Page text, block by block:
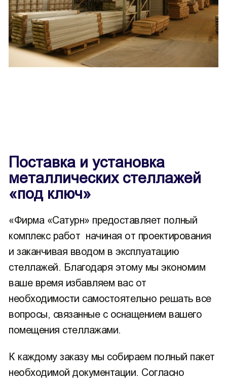
Поставка и установка
металлических стеллажей
«под ключ»
«Фирма «Сатурн» предоставляет полный
комплекс работ начиная от проектирования
и заканчивая вводом в эксплуатацию
стеллажей. Благодаря этому мы экономим
ваше время избавляем вас от
необходимости самостоятельно решать все
вопросы, связанные с оснащением вашего
помещения стеллажами.
К каждому заказу мы собираем полный пакет
необходимой документации. Согласно